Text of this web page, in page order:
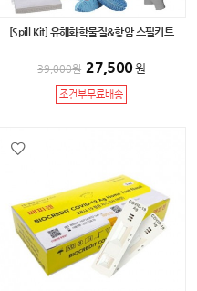
[Spill Kit] 유해화학물질&항암 스필키트
39,000원 27,500원
조건부무료배송